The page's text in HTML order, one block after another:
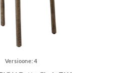
Versioone: 4